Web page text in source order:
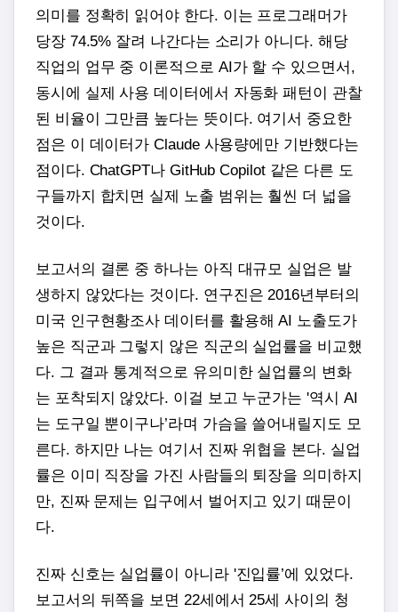
의미를 정확히 읽어야 한다. 이는 프로그래머가
당장 74.5% 잘려 나간다는 소리가 아니다. 해당
직업의 업무 중 이론적으로 AI가 할 수 있으면서,
동시에 실제 사용 데이터에서 자동화 패턴이 관찰
된 비율이 그만큼 높다는 뜻이다. 여기서 중요한
점은 이 데이터가 Claude 사용량에만 기반했다는
점이다. ChatGPT나 GitHub Copilot 같은 다른 도
구들까지 합치면 실제 노출 범위는 훨씬 더 넓을
것이다.
보고서의 결론 중 하나는 아직 대규모 실업은 발
생하지 않았다는 것이다. 연구진은 2016년부터의
미국 인구현황조사 데이터를 활용해 AI 노출도가
높은 직군과 그렇지 않은 직군의 실업률을 비교했
다. 그 결과 통계적으로 유의미한 실업률의 변화
는 포착되지 않았다. 이걸 보고 누군가는 '역시 AI
는 도구일 뿐이구나’라며 가슴을 쓸어내릴지도 모
른다. 하지만 나는 여기서 진짜 위협을 본다. 실업
률은 이미 직장을 가진 사람들의 퇴장을 의미하지
만, 진짜 문제는 입구에서 벌어지고 있기 때문이
다.
진짜 신호는 실업률이 아니라 '진입률’에 있었다.
보고서의 뒤쪽을 보면 22세에서 25세 사이의 청